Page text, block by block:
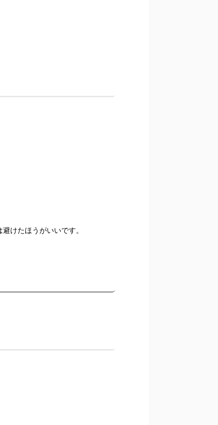
けたほうがいいです。